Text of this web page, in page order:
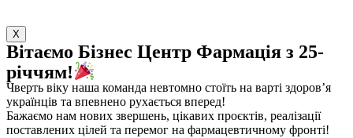
X
Вітаємо Бізнес Центр Фармація з 25-
річчям!
Чверть віку наша команда невтомно стоїть на варті здоров’я
українців та впевнено рухається вперед!
Бажаємо нам нових звершень, цікавих проєктів, реалізації
поставлених цілей та перемог на фармацевтичному фронті!